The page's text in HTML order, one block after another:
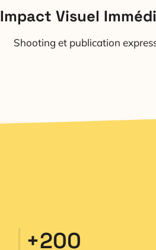
Impact Visuel
Shooting et publication
+200